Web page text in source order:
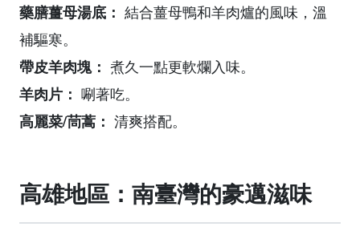
藥膳薑母湯底： 結合薑母鴨和羊肉爐的風味，溫
補驅寒。
帶皮羊肉塊： 煮久一點更軟爛入味。
羊肉片： 唰著吃。
高麗菜/茼蒿： 清爽搭配。
高雄地區：南臺灣的豪邁滋味